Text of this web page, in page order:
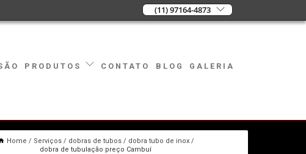
(11) 97164-4873
PRODUTOS CONTATO BLOG GALERIA
Home Serviços dobras de tubos
dobra tubo de inox
dobra de tubulação preço Cambuí